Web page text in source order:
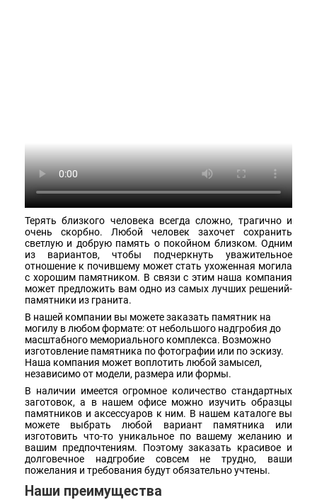
Терять близкого человека всегда сложно, трагично и
очень скорбно. Любой человек захочет сохранить
светлую и добрую память о покойном близком. Одним
из вариантов, чтобы подчеркнуть уважительное
отношение к почившему может стать ухоженная могила
с хорошим памятником. В связи с этим наша компания
может предложить вам одно из самых лучших решений-
памятники из гранита.
В нашей компании вы можете заказать памятник на
могилу в любом формате: от небольшого надгробия до
масштабного мемориального комплекса. Возможно
изготовление памятника по фотографии или по эскизу.
Наша компания может воплотить любой замысел,
независимо от модели, размера или формы.
В наличии имеется огромное количество стандартных
заготовок, а в нашем офисе можно изучить образцы
памятников и аксессуаров к ним. В нашем каталоге вы
можете выбрать любой вариант памятника или
изготовить что-то уникальное по вашему желанию и
вашим предпочтениям. Поэтому заказать красивое и
долговечное надгробие совсем не трудно, ваши
пожелания и требования будут обязательно учтены.
Наши преимущества